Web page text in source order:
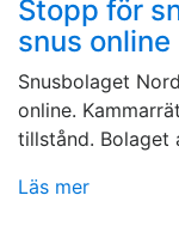
Stopp för
snus online
Snusbolaget
online.
tillstånd. Bolaget
Läs mer